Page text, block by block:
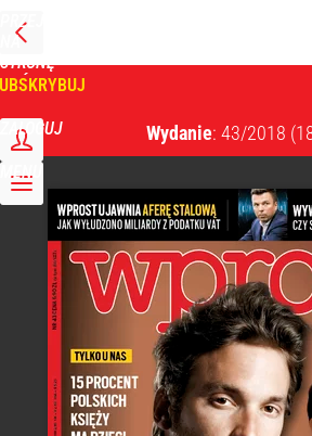
PRZEJDŹ
NA
STRONĘ
GŁÓWNĄ
ZALOGUJ
MENU
Wydanie: 43/2018